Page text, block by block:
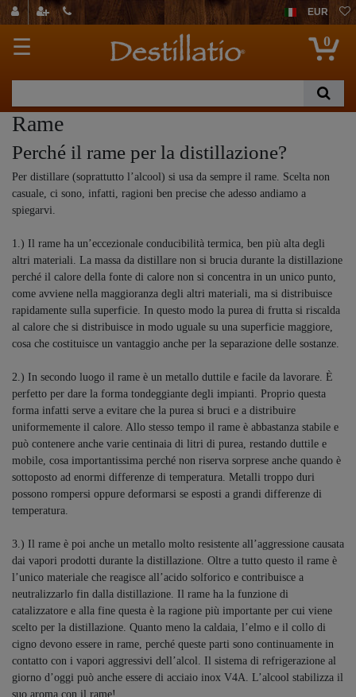
EUR
☰ 0
Rame
Perché il rame per la distillazione?
Per distillare (soprattutto l’alcool) si usa da sempre il rame. Scelta non
casuale, ci sono, infatti, ragioni ben precise che adesso andiamo a
spiegarvi.
1.) Il rame ha un’eccezionale conducibilità termica, ben più alta degli
altri materiali. La massa da distillare non si brucia durante la distillazione
perché il calore della fonte di calore non si concentra in un unico punto,
come avviene nella maggioranza degli altri materiali, ma si distribuisce
rapidamente sulla superficie. In questo modo la purea di frutta si riscalda
al calore che si distribuisce in modo uguale su una superficie maggiore,
cosa che costituisce un vantaggio anche per la separazione delle sostanze.
2.) In secondo luogo il rame è un metallo duttile e facile da lavorare. È
perfetto per dare la forma tondeggiante degli impianti. Proprio questa
forma infatti serve a evitare che la purea si bruci e a distribuire
uniformemente il calore. Allo stesso tempo il rame è abbastanza stabile e
può contenere anche varie centinaia di litri di purea, restando duttile e
mobile, cosa importantissima perché non riserva sorprese anche quando è
sottoposto ad enormi differenze di temperatura. Metalli troppo duri
possono rompersi oppure deformarsi se esposti a grandi differenze di
temperatura.
3.) Il rame è poi anche un metallo molto resistente all’aggressione causata
dai vapori prodotti durante la distillazione. Oltre a tutto questo il rame è
l’unico materiale che reagisce all’acido solforico e contribuisce a
neutralizzarlo fin dalla distillazione. Il rame ha la funzione di
catalizzatore e alla fine questa è la ragione più importante per cui viene
scelto per la distillazione. Quanto meno la caldaia, l’elmo e il collo di
cigno devono essere in rame, perché queste parti sono continuamente in
contatto con i vapori aggressivi dell’alcol. Il sistema di refrigerazione al
giorno d’oggi può anche essere di acciaio inox V4A. L’alcool stabilizza il
suo aroma con il rame!